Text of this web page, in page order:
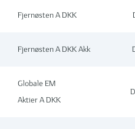
Fjernøsten A DKK
Fjernøsten A DKK Akk
Globale EM
Aktier A DKK